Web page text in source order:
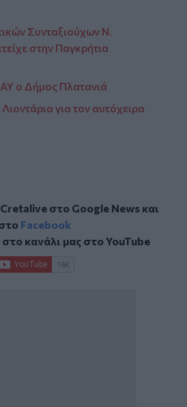
Συνταξιούχων Ν.
στην Παγκρήτια
ο Δήμος Πλατανιά
για τον αυτόχειρα
στο Google Newsκαι
Facebook
κανάλι μας στοYouTube